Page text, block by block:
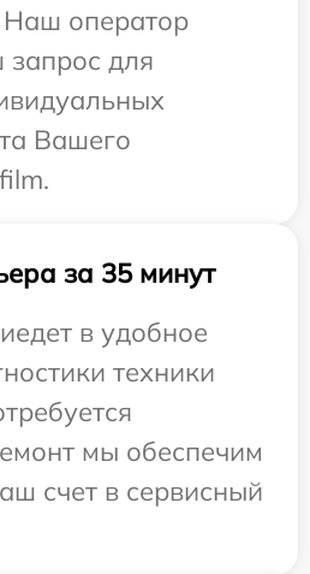
Наш оператор
запрос для
Вашего
за 35 минут
в удобное
техники
мы обеспечим
счет в сервисный